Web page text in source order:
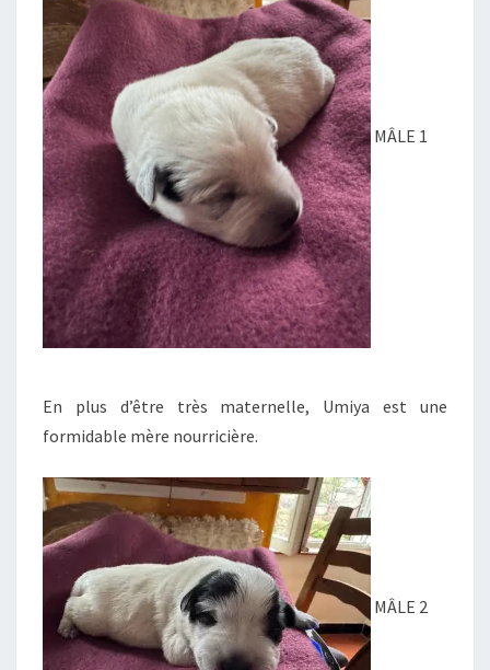
MÂLE 1
En plus d’être très maternelle, Umiya est une
formidable mère nourricière.
MÂLE 2